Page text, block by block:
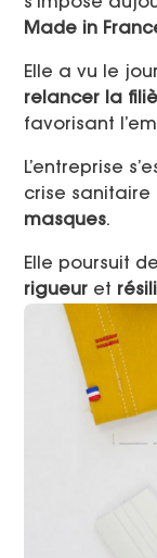
Made in
Elle a vu le
relancer la
favorisant
L’entreprise
crise sanitaire
masques.
Elle poursuit
rigueur et